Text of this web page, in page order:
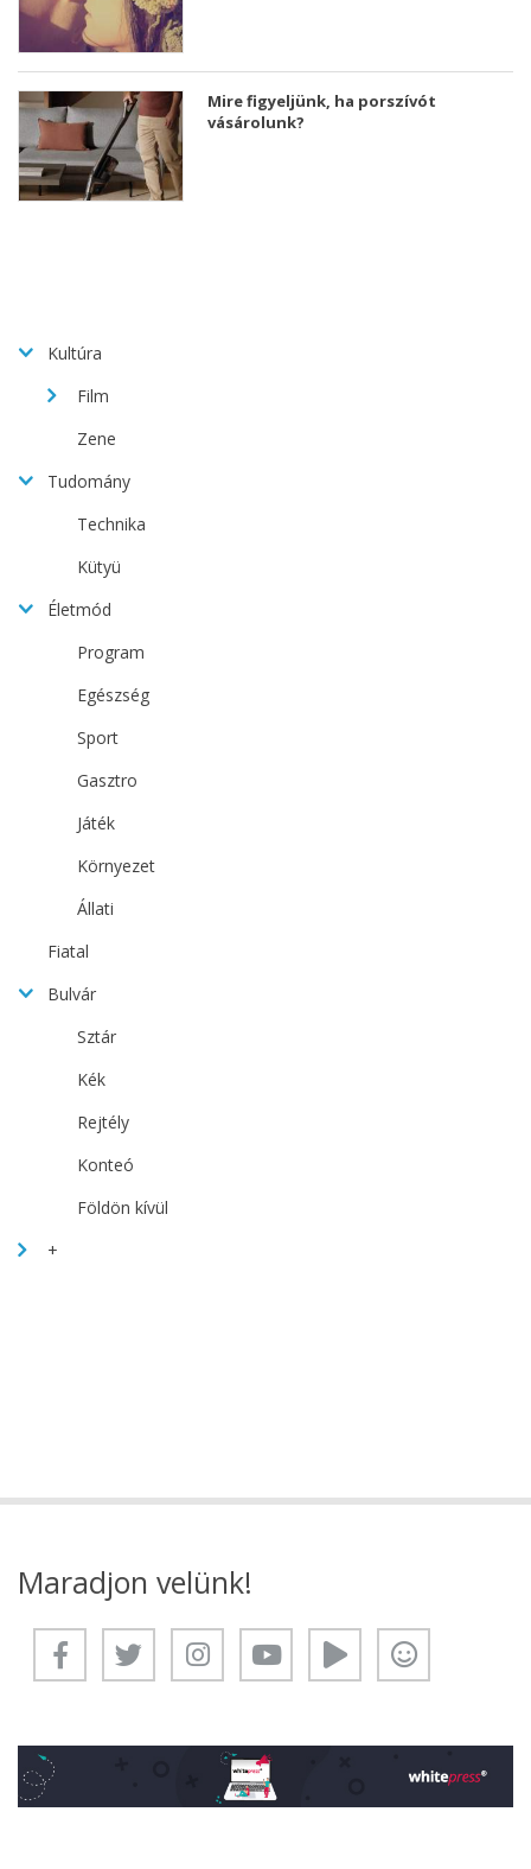
Mire figyeljünk, ha porszívót
vásárolunk?
Kultúra
Film
Zene
Tudomány
Technika
Kütyü
Életmód
Program
Egészség
Sport
Gasztro
Játék
Környezet
Állati
Fiatal
Bulvár
Sztár
Kék
Rejtély
Konteó
Földön kívül
+
Maradjon velünk!